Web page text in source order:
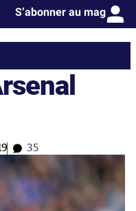
S’abonner au mag
35